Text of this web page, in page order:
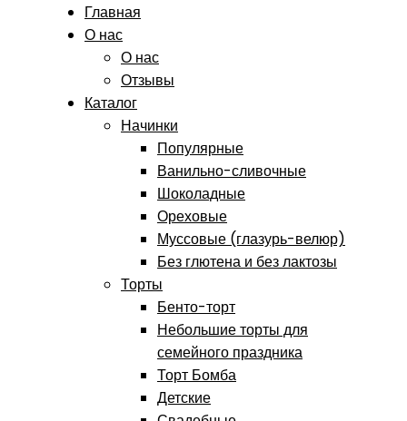
Главная
О нас
О нас
Отзывы
Каталог
Начинки
Популярные
Ванильно-сливочные
Шоколадные
Ореховые
Муссовые (глазурь-велюр)
Без глютена и без лактозы
Торты
Бенто-торт
Небольшие торты для
семейного праздника
Торт Бомба
Детские